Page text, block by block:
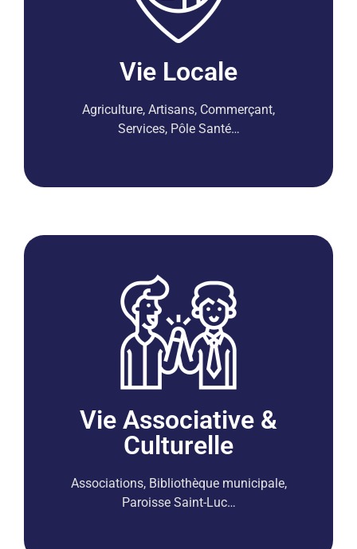
Vie Locale
Agriculture, Artisans, Commerçant,
Services, Pôle Santé…
Vie Associative &
Culturelle
Associations, Bibliothèque municipale,
Paroisse Saint-Luc…